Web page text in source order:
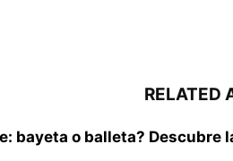
RELATED
bayeta o balleta? Descubre